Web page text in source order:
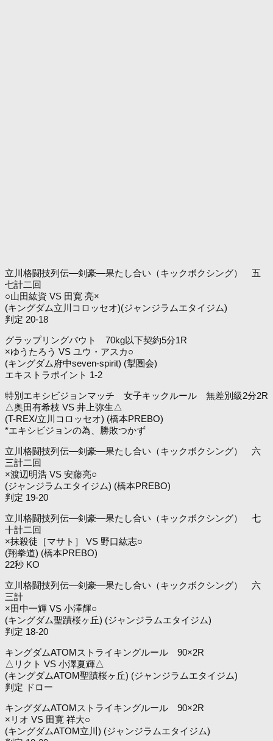
立川格闘技列伝―剣豪―果たし合い（キックボクシング） 五
七計二回
○山田紘資 VS 田寛 亮×
(キングダム立川コロッセオ)(ジャンジラムエタイジム)
判定 20-18
グラップリングバウト 70kg以下契約5分1R
×ゆうたろう VS ユウ・アスカ○
(キングダム府中seven-spirit) (掣圏会)
エキストラポイント 1-2
特別エキシビジョンマッチ 女子キックルール 無差別級2分2R
△奥田有希枝 VS 井上弥生△
(T-REX/立川コロッセオ) (橋本PREBO)
*エキシビジョンの為、勝敗つかず
立川格闘技列伝―剣豪―果たし合い（キックボクシング） 六
三計二回
×渡辺明浩 VS 安藤亮○
(ジャンジラムエタイジム) (橋本PREBO)
判定 19-20
立川格闘技列伝―剣豪―果たし合い（キックボクシング） 七
十計二回
×抹殺徒［マサト］ VS 野口紘志○
(翔拳道) (橋本PREBO)
22秒 KO
立川格闘技列伝―剣豪―果たし合い（キックボクシング） 六
三計
×田中一輝 VS 小澤輝○
(キングダム聖蹟桜ヶ丘) (ジャンジラムエタイジム)
判定 18-20
キングダムATOMストライキングルール 90×2R
△リクト VS 小澤夏輝△
(キングダムATOM聖蹟桜ヶ丘) (ジャンジラムエタイジム)
判定 ドロー
キングダムATOMストライキングルール 90×2R
×リオ VS 田寛 祥大○
(キングダムATOM立川) (ジャンジラムエタイジム)